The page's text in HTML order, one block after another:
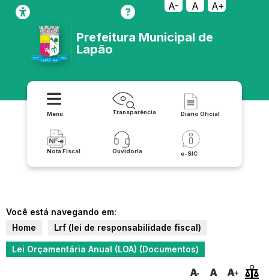
A- A A+
Prefeitura Municipal de
Lapão
Menu Transparência Diário Oficial
Nota Fiscal Ouvidoria e-SIC
Você está navegando em:
Home
Lrf (lei de responsabilidade fiscal)
Lei Orçamentária Anual (LOA) (Documentos)